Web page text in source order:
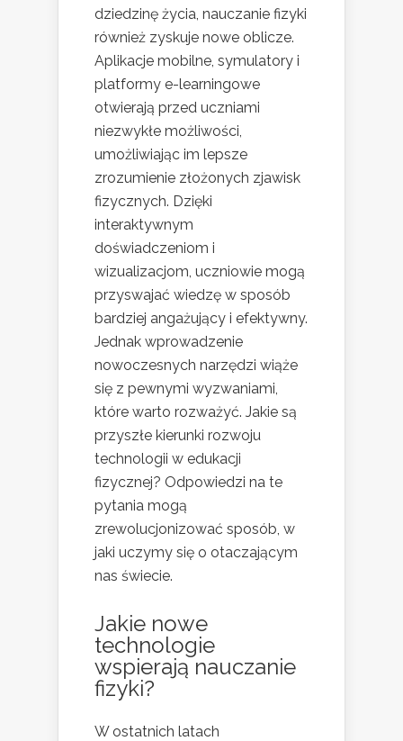
dziedzinę życia, nauczanie fizyki
również zyskuje nowe oblicze.
Aplikacje mobilne, symulatory i
platformy e-learningowe
otwierają przed uczniami
niezwykłe możliwości,
umożliwiając im lepsze
zrozumienie złożonych zjawisk
fizycznych. Dzięki
interaktywnym
doświadczeniom i
wizualizacjom, uczniowie mogą
przyswajać wiedzę w sposób
bardziej angażujący i efektywny.
Jednak wprowadzenie
nowoczesnych narzędzi wiąże
się z pewnymi wyzwaniami,
które warto rozważyć. Jakie są
przyszłe kierunki rozwoju
technologii w edukacji
fizycznej? Odpowiedzi na te
pytania mogą
zrewolucjonizować sposób, w
jaki uczymy się o otaczającym
nas świecie.
Jakie nowe
technologie
wspierają nauczanie
fizyki?
W ostatnich latach